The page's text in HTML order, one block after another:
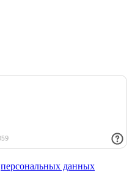
персональных данных